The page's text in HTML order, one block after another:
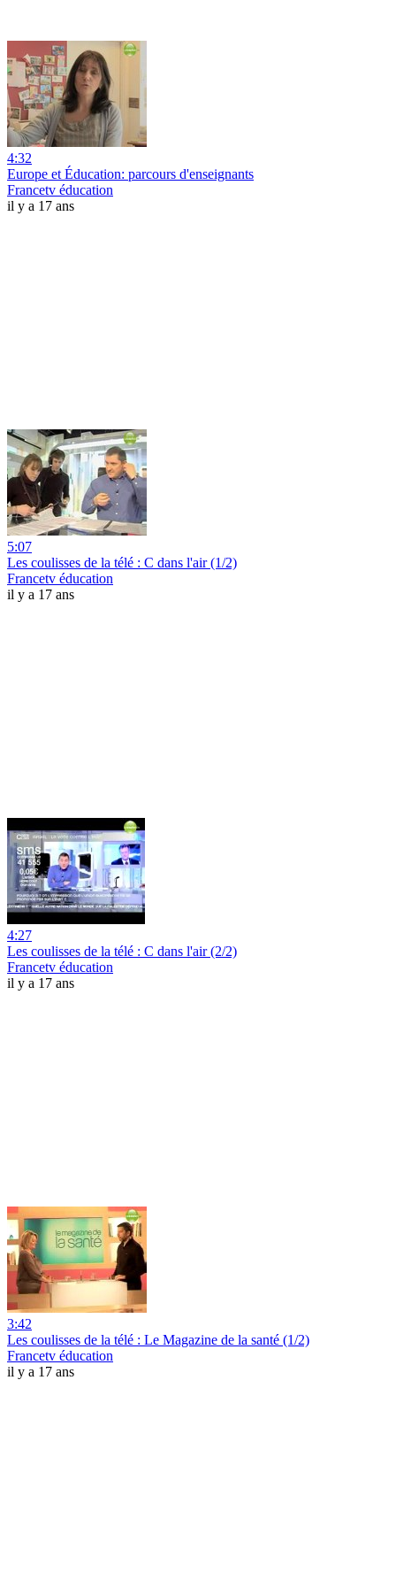
4:32
Europe et Éducation: parcours d'enseignants
Francetv éducation
il y a 17 ans
5:07
Les coulisses de la télé : C dans l'air (1/2)
Francetv éducation
il y a 17 ans
4:27
Les coulisses de la télé : C dans l'air (2/2)
Francetv éducation
il y a 17 ans
3:42
Les coulisses de la télé : Le Magazine de la santé (1/2)
Francetv éducation
il y a 17 ans